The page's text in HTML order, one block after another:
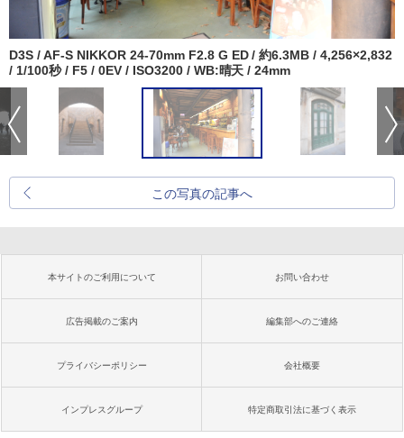
D3S / AF-S NIKKOR 24-70mm F2.8 G ED / 約6.3MB / 4,256×2,832
/ 1/100秒 / F5 / 0EV / ISO3200 / WB:晴天 / 24mm
この写真の記事へ
本サイトのご利用について お問い合わせ
広告掲載のご案内 編集部へのご連絡
プライバシーポリシー 会社概要
インプレスグループ 特定商取引法に基づく表示